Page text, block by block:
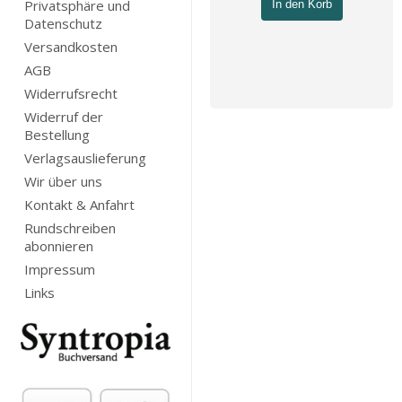
Privatsphäre und
Datenschutz
Versandkosten
AGB
Widerrufsrecht
Widerruf der
Bestellung
Verlagsauslieferung
Wir über uns
Kontakt & Anfahrt
Rundschreiben
abonnieren
Impressum
Links
In den Korb